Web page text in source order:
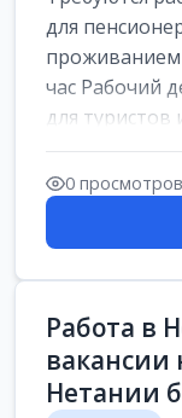
для
час Рабочий
для туристов
0 просмотров
Работа в
вакансии
Нетании